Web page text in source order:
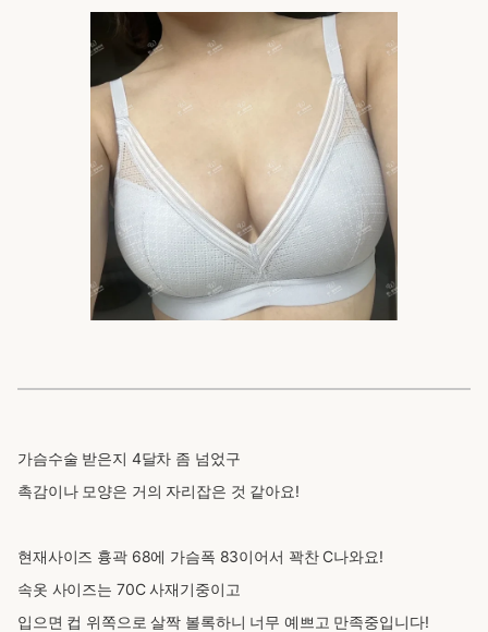
가슴수술 받은지 4달차 좀 넘었구
촉감이나 모양은 거의 자리잡은 것 같아요!
현재사이즈 흉곽 68에 가슴폭 83이어서 꽉찬 C나와요!
속옷 사이즈는 70C 사재기중이고
입으면 컵 위쪽으로 살짝 볼록하니 너무 예쁘고 만족중입니다!